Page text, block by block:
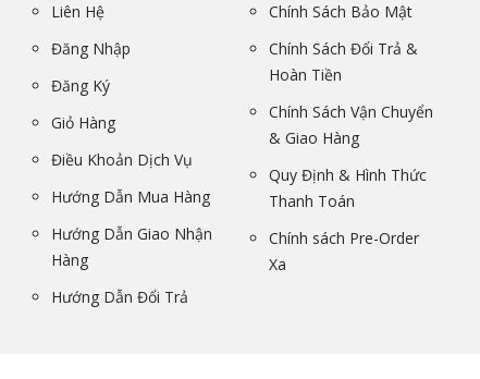
Liên Hệ
Đăng Nhập
Đăng Ký
Giỏ Hàng
Điều Khoản Dịch Vụ
Hướng Dẫn Mua Hàng
Hướng Dẫn Giao Nhận
Hàng
Hướng Dẫn Đổi Trả
Chính Sách Bảo Mật
Chính Sách Đổi Trả &
Hoàn Tiền
Chính Sách Vận Chuyển
& Giao Hàng
Quy Định & Hình Thức
Thanh Toán
Chính sách Pre-Order
Xa